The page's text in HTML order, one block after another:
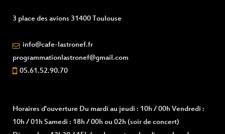
3 place des avions 31400 Toulouse
info@cafe-lastronef.fr
programmationlastronef@gmail.com
05.61.52.90.70
Horaires d'ouverture Du mardi au jeudi : 10h / 00h Vendredi :
10h / 01h Samedi : 18h / 00h ou 02h (soir de concert)